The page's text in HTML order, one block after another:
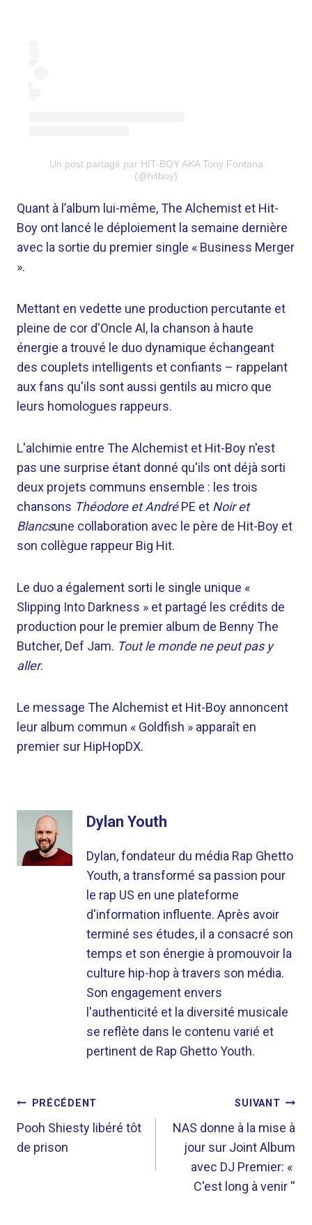
Un post partagé par HIT-BOY AKA Tony Fontana
(@hitboy)
Quant à l’album lui-même, The Alchemist et Hit-
Boy ont lancé le déploiement la semaine dernière
avec la sortie du premier single « Business Merger
».
Mettant en vedette une production percutante et
pleine de cor d'Oncle Al, la chanson à haute
énergie a trouvé le duo dynamique échangeant
des couplets intelligents et confiants – rappelant
aux fans qu'ils sont aussi gentils au micro que
leurs homologues rappeurs.
L'alchimie entre The Alchemist et Hit-Boy n'est
pas une surprise étant donné qu'ils ont déjà sorti
deux projets communs ensemble : les trois
chansons Théodore et AndréPE et Noir et
Blancsune collaboration avec le père de Hit-Boy et
son collègue rappeur Big Hit.
Le duo a également sorti le single unique «
Slipping Into Darkness » et partagé les crédits de
production pour le premier album de Benny The
Butcher, Def Jam. Tout le monde ne peut pas y
aller.
Le message The Alchemist et Hit-Boy annoncent
leur album commun « Goldfish » apparaît en
premier sur HipHopDX.
Dylan Youth
Dylan, fondateur du média Rap Ghetto
Youth, a transformé sa passion pour
le rap US en une plateforme
d'information influente. Après avoir
terminé ses études, il a consacré son
temps et son énergie à promouvoir la
culture hip-hop à travers son média.
Son engagement envers
l'authenticité et la diversité musicale
se reflète dans le contenu varié et
pertinent de Rap Ghetto Youth.
NAVIGATION
DE
L’ARTICLE
PRÉCÉDENT
Pooh Shiesty libéré tôt
de prison
SUIVANT
NAS donne à la mise à
jour sur Joint Album
avec DJ Premier: «
C'est long à venir ''